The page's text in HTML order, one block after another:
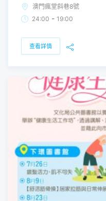
澳門瘋堂斜巷8號
24:00 - 19:00
查看詳情